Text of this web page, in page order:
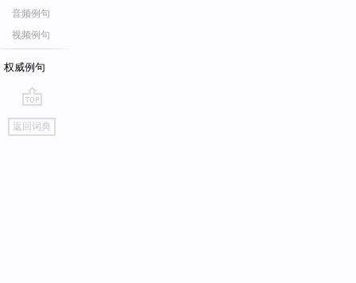
音频例句
视频例句
权威例句
go
top
返回词典